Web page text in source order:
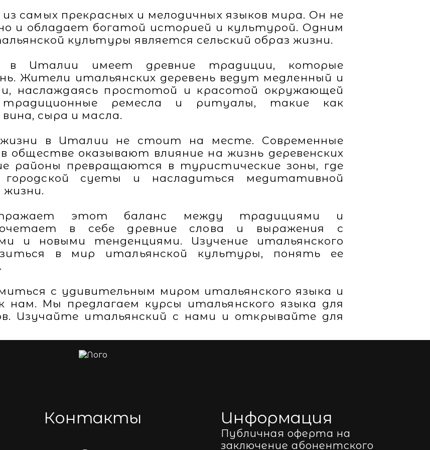
самых прекрасных и мелодичных языков мира. Он не
и обладает богатой историей и культурой. Одним
культуры является сельский образ жизни.
в Италии имеет древние традиции, которые
Жители итальянских деревень ведут медленный и
наслаждаясь простотой и красотой окружающей
ремесла и ритуалы, такие как
сыра и масла.
жизни в Италии не стоит на месте. Современные
обществе оказывают влияние на жизнь деревенских
районы превращаются в туристические зоны, где
суеты и насладиться медитативной
жизни.
этот баланс между традициями и
в себе древние слова и выражения с
и новыми тенденциями. Изучение итальянского
в мир итальянской культуры, понять ее
с удивительным миром итальянского языка и
Мы предлагаем курсы итальянского языка для
Изучайте итальянский с нами и открывайте для
Контакты Информация
Публичная оферта на
заключение абонентского